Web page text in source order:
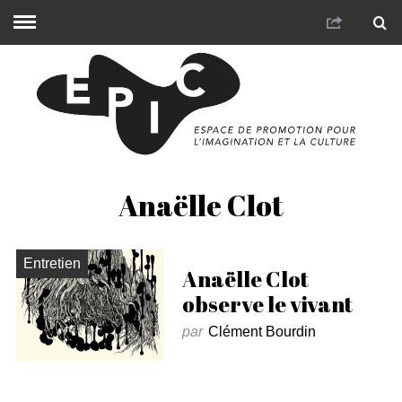
Anaëlle Clot
Entretien
Anaëlle Clot
observe le vivant
par Clément Bourdin